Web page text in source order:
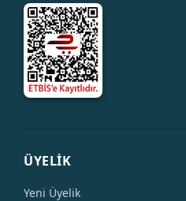
ÜYELİK
Yeni Üyelik